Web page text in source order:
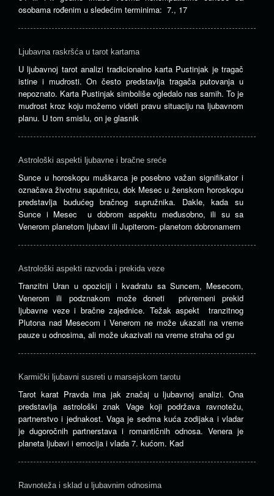
osobama rođenim u sledećim terminima: 7., 17
Ljubavna raskršća u tarot kartama
U ljubavnoj tarot analizi tradicionalno karta Pustinjak je tragač
istine i mudrosti. On često predstavlja tragača putovanja u
nepoznato. Karta Pustinjak simboliše ogledalo nas samih. To je
mudrost kroz koju možemo videti pravu situaciju na ljubavnom
planu. U tom smislu, on je glasnik
Astrološki aspekti ljubavne i bračne sreće
Sunce u horoskopu muškarca je posebno važan signifikator i
označava životnu saputnicu, dok Mesec u ženskom horoskopu
predstavlja budućeg bračnog supružnika. Dakle, kada su
Sunce i Mesec u dobrom aspektu međusobno, ili su sa
Venerom planetom ljubavi ili Jupiterom- planetom dobronamern
Astrološki aspekti razvoda i prekida veze
Tranzitni Uran u opoziciji i kvadratu sa Suncem, Mesecom,
Venerom ili podznakom može doneti privremeni prekid
ljubavne veze i bračne zajednice. Težak aspekt tranzitnog
Plutona nad Mesecom i Venerom ne može ukazati na vreme
pauze u odnosima, ali može ukazivati ​​na vreme straha od gu
Karmički ljubavni susreti u marsejskom tarotu
Tarot karat Pravda ima jak značaj u ljubavnoj analizi. Ona
predstavlja astrološki znak Vage koji podržava ravnotežu,
partnerstvo i jednakost. Vaga je sedma kuća zodijaka i vladar
je dugoročnih partnerstava i romantičnih odnosa. Venera je
planeta ljubavi i emocija i vlada 7. kućom. Kad
Ravnoteža i sklad u ljubavnim odnosima